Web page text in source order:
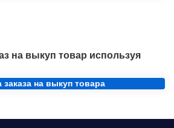
на выкуп товар используя
на выкуп товара